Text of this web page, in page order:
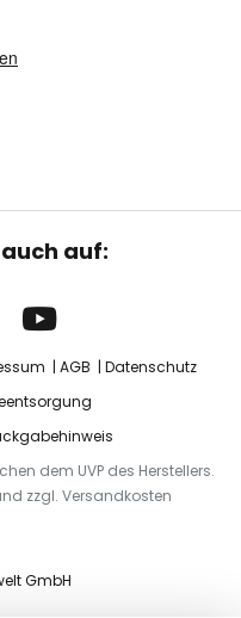
auf:
AGB
Datenschutz
dem UVP des Herstellers.
zzgl. Versandkosten
GmbH